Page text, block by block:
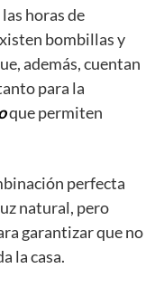
horas de
bombillas y
además, cuentan
para la
que permiten
perfecta
natural, pero
garantizar que no
la casa.